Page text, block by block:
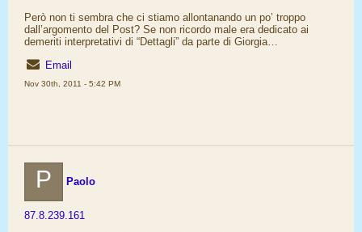
Però non ti sembra che ci stiamo allontanando un po’ troppo
dall’argomento del Post? Se non ricordo male era dedicato ai
demeriti interpretativi di “Dettagli” da parte di Giorgia…
Email
Nov 30th, 2011 - 5:42 PM
P Paolo
87.8.239.161